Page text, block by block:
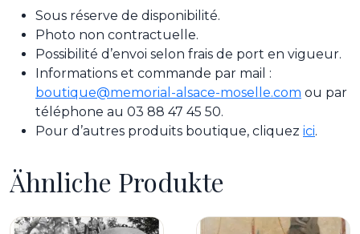
Sous réserve de disponibilité.
Photo non contractuelle.
Possibilité d’envoi selon frais de port en vigueur.
Informations et commande par mail :
boutique@memorial-alsace-moselle.com ou par
téléphone au 03 88 47 45 50.
Pour d’autres produits boutique, cliquez ici.
Ähnliche Produkte